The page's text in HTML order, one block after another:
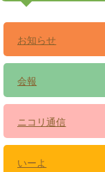
お知らせ
会報
ニコリ通信
いーよ